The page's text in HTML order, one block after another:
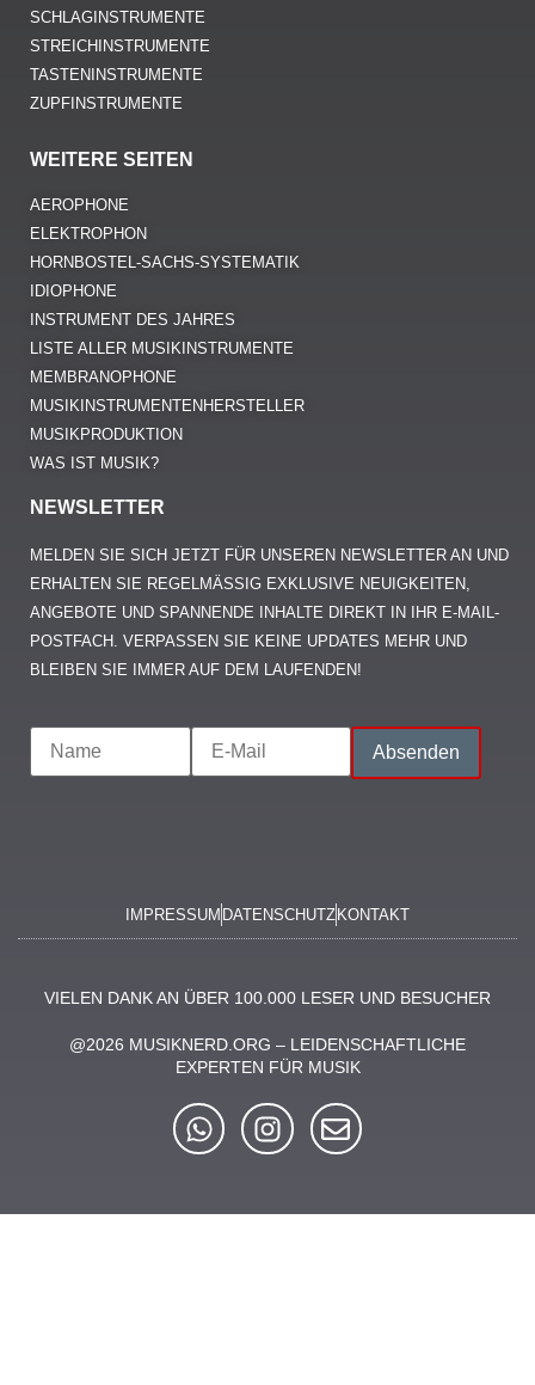
SCHLAGINSTRUMENTE
STREICHINSTRUMENTE
TASTENINSTRUMENTE
ZUPFINSTRUMENTE
WEITERE SEITEN
AEROPHONE
ELEKTROPHON
HORNBOSTEL-SACHS-SYSTEMATIK
IDIOPHONE
INSTRUMENT DES JAHRES
LISTE ALLER MUSIKINSTRUMENTE
MEMBRANOPHONE
MUSIKINSTRUMENTENHERSTELLER
MUSIKPRODUKTION
WAS IST MUSIK?
NEWSLETTER
MELDEN SIE SICH JETZT FÜR UNSEREN NEWSLETTER AN UND
ERHALTEN SIE REGELMÄSSIG EXKLUSIVE NEUIGKEITEN, A
NGEBOTE UND SPANNENDE INHALTE DIREKT IN IHR E-MAIL-P
OSTFACH. VERPASSEN SIE KEINE UPDATES MEHR UND B
LEIBEN SIE IMMER AUF DEM LAUFENDEN!
IMPRESSUM DATENSCHUTZ KONTAKT
VIELEN DANK AN ÜBER 100.000 LESER UND BESUCHER
@2026 MUSIKNERD.ORG – LEIDENSCHAFTLICHE
EXPERTEN FÜR MUSIK